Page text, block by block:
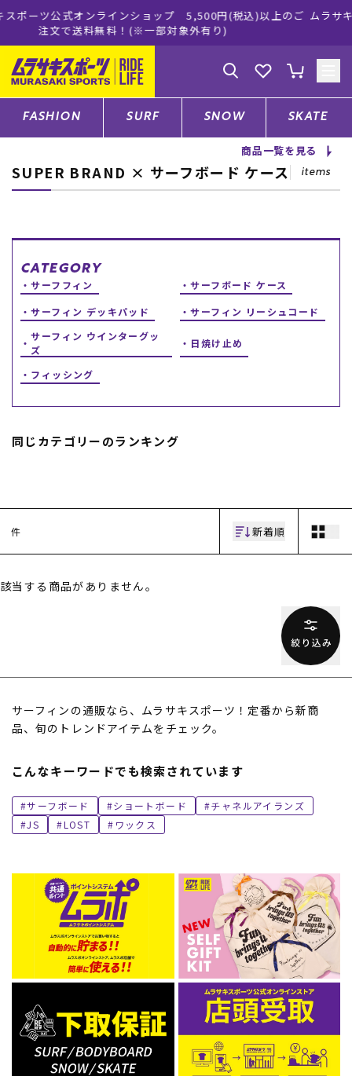
ップ 5,500円(税込)以上のご
部対象外有り)
ムラサキスポーツ公式オンライン
ゲスト様
ログイン 会員登録
店舗一覧
CATEGORY
ファッションTOP
サーフTOP
スノーTOP
ブランド一覧
覧
スタッフスナップ
ご利用ガイド
ポイント・クーポンもこのアプリで！
FASHION SURF SNOW SKATE
商品一覧を見る
SUPER BRAND × サーフボード ケース items
CATEGORY
サーフフィン
サーフボード ケース
サーフィン デッキパッド
サーフィン リーシュコード
サーフィン ウインターグッ
ズ
日焼け止め
フィッシング
同じカテゴリーのランキング
件 新着順
該当する商品がありません。
サーフィンの通販なら、ムラサキスポーツ！定番から新商
品、旬のトレンドアイテムをチェック。
こんなキーワードでも検索されています
サーフボード ショートボード
チャネルアイランズ
JS
LOST ワックス